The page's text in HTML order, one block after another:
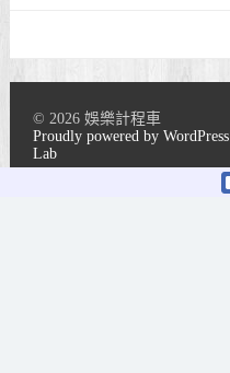
© 2026 娛樂計程車
Proudly powered by WordPress
Lab